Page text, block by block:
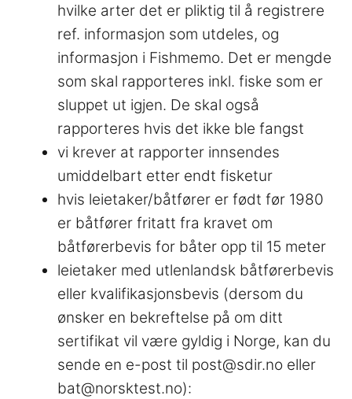
hvilke arter det er pliktig til å registrere
ref. informasjon som utdeles, og
informasjon i Fishmemo. Det er mengde
som skal rapporteres inkl. fiske som er
sluppet ut igjen. De skal også
rapporteres hvis det ikke ble fangst
vi krever at rapporter innsendes
umiddelbart etter endt fisketur
hvis leietaker/båtfører er født før 1980
er båtfører fritatt fra kravet om
båtførerbevis for båter opp til 15 meter
leietaker med utlenlandsk båtførerbevis
eller kvalifikasjonsbevis (dersom du
ønsker en bekreftelse på om ditt
sertifikat vil være gyldig i Norge, kan du
sende en e-post til post@sdir.no eller
bat@norsktest.no):